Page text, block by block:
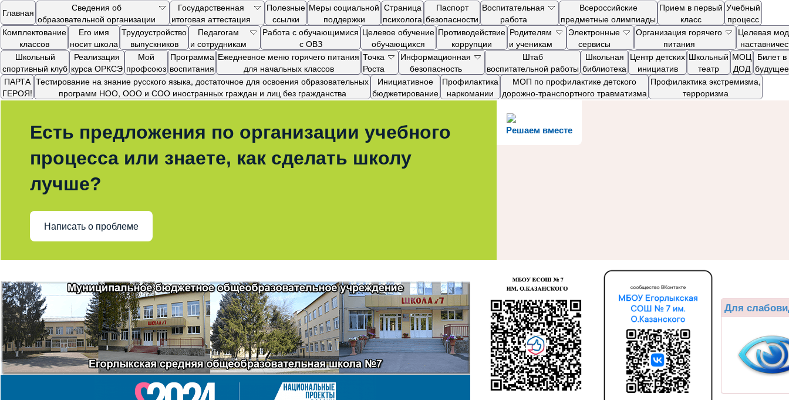
Главная
Сведения об
образовательной организации
Государственная
итоговая аттестация
Полезные
ссылки
Меры социальной
поддержки
Страница
психолога
Паспорт
безопасности
Воспитательная
работа
Всероссийские
предметные олимпиады
Прием в первый
класс
Учебный
процесс
Комплектование
классов
Его имя
носит школа
Трудоустройство
выпускников
Педагогам
и сотрудникам
Работа с обучающимися
с ОВЗ
Целевое обучение
обучающихся
Противодействие
коррупции
Родителям
и ученикам
Электронные
сервисы
Организация горячего
питания
Целевая
Школьный
спортивный клуб
Реализация
курса ОРКСЭ
Мой
профсоюз
Программа
воспитания
Ежедневное меню горячего питания
для начальных классов
Точка
Роста
Информационная
безопасность
Штаб
воспитательной работы
Школьная
библиотека
Центр детских
инициатив
Школьный
театр
МОЦ
ДОД
Билет в
будущее
ПАРТА
ГЕРОЯ!
Тестирование на знание русского языка, достаточное для освоения образовательных
программ НОО, ООО и СОО иностранных граждан и лиц без гражданства
Инициативное
бюджетирование
Профилактика
наркомании
МОП по профилактике детского
дорожно-транспортного травматизма
Профилактика экстремизма,
терроризма
Решаем вместе
Есть предложения по организации учебного
процесса или знаете, как сделать школу
лучше?
Написать о проблеме
Для